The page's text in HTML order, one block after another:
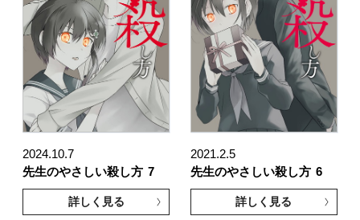
2024.10.7
先生のやさしい殺し方 7
詳しく見る
2021.2.5
先生のやさしい殺し方 6
詳しく見る